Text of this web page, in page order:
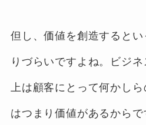
但し、価値を創造すると
りづらいですよね。ビジ
上は顧客にとって何かし
はつまり価値があるから